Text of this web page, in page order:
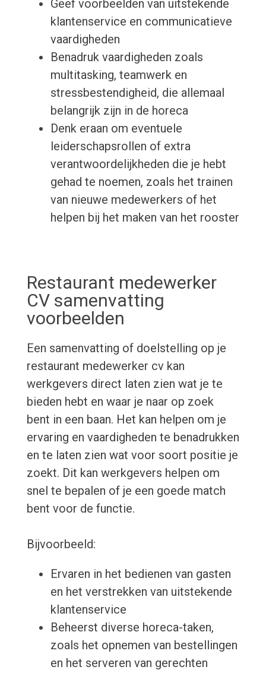
Geef voorbeelden van uitstekende
klantenservice en communicatieve
vaardigheden
Benadruk vaardigheden zoals
multitasking, teamwerk en
stressbestendigheid, die allemaal
belangrijk zijn in de horeca
Denk eraan om eventuele
leiderschapsrollen of extra
verantwoordelijkheden die je hebt
gehad te noemen, zoals het trainen
van nieuwe medewerkers of het
helpen bij het maken van het rooster
Restaurant medewerker
CV samenvatting
voorbeelden
Een samenvatting of doelstelling op je
restaurant medewerker cv kan
werkgevers direct laten zien wat je te
bieden hebt en waar je naar op zoek
bent in een baan. Het kan helpen om je
ervaring en vaardigheden te benadrukken
en te laten zien wat voor soort positie je
zoekt. Dit kan werkgevers helpen om
snel te bepalen of je een goede match
bent voor de functie.
Bijvoorbeeld:
Ervaren in het bedienen van gasten
en het verstrekken van uitstekende
klantenservice
Beheerst diverse horeca-taken,
zoals het opnemen van bestellingen
en het serveren van gerechten